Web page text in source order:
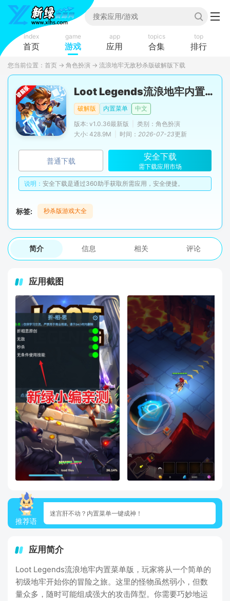
index
首页
game
游戏
app
应用
topics
合集
top
排行
您当前位置： 首页 → 角色扮演 → 流浪地牢无敌秒杀版破解版下载
Loot Legends流浪地牢内置菜单版
破解版 内置菜单
中文
版本: v1.0.36最新版
类别：角色扮演
大小: 428.9M
时间： 2026-07-23更新
普通下载 安全下载
需下载应用市场
说明： 安全下载是通过360助手获取所需应用，安全便捷。
标签: 秒杀版游戏大全
简介 信息 相关 评论
应用截图
推荐语
迷宫肝不动？内置菜单一键成神！
应用简介
Loot Legends流浪地牢内置菜单版，玩家将从一个简单的
初级地牢开始你的冒险之旅。这里的怪物虽然弱小，但数
量众多，随时可能组成强大的攻击阵型。你需要巧妙地运